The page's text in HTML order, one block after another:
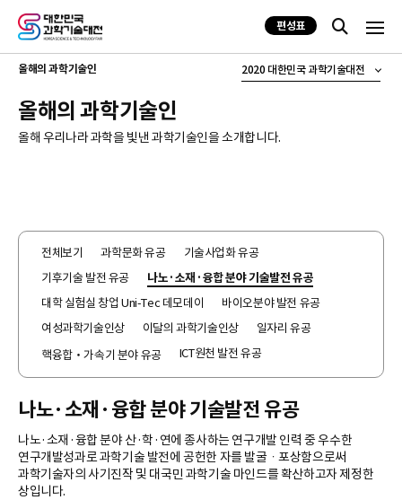
2020 대한민국 과학기술대전
편성표
올해의 과학기술인
올해의 과학기술인
올해 우리나라 과학을 빛낸 과학기술인을 소개합니다.
전체보기 과학문화 유공
기술사업화 유공
기후기술 발전 유공
나노·소재·융합 분야 기술발전 유공
대학 실험실 창업 Uni-Tec 데모데이
바이오분야 발전 유공
여성과학기술인상
이달의 과학기술인상
일자리 유공
핵융합‧가속기 분야 유공
ICT원천 발전 유공
나노·소재·융합 분야 기술발전 유공
나노·소재·융합 분야 산·학·연에 종사하는 연구개발 인력 중 우수한
연구개발성과로 과학기술 발전에 공헌한 자를 발굴ㆍ포상함으로써
과학기술자의 사기진작 및 대국민 과학기술 마인드를 확산하고자 제정한
상입니다.